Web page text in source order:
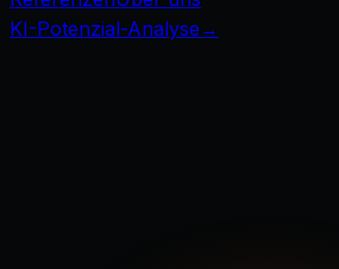
KI-Potenzial-Analyse →